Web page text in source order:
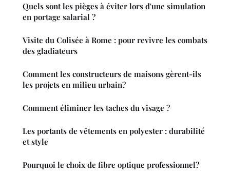
Quels sont les pièges à éviter lors d'une simulation
en portage salarial ?
Visite du Colisée à Rome : pour revivre les combats
des gladiateurs
Comment les constructeurs de maisons gèrent-ils
les projets en milieu urbain?
Comment éliminer les taches du visage ?
Les portants de vêtements en polyester : durabilité
et style
Pourquoi le choix de fibre optique professionnel?